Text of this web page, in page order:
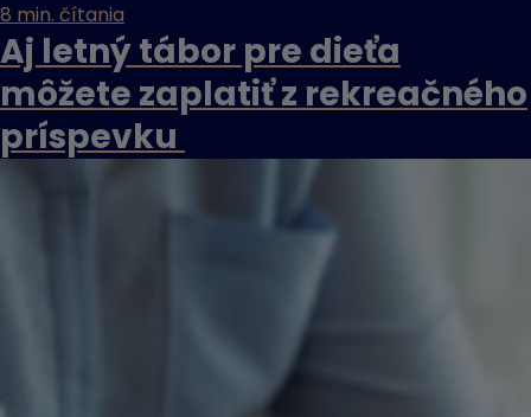
8 min. čítania
Aj letný tábor pre dieťa
môžete zaplatiť z rekreačného
príspevku